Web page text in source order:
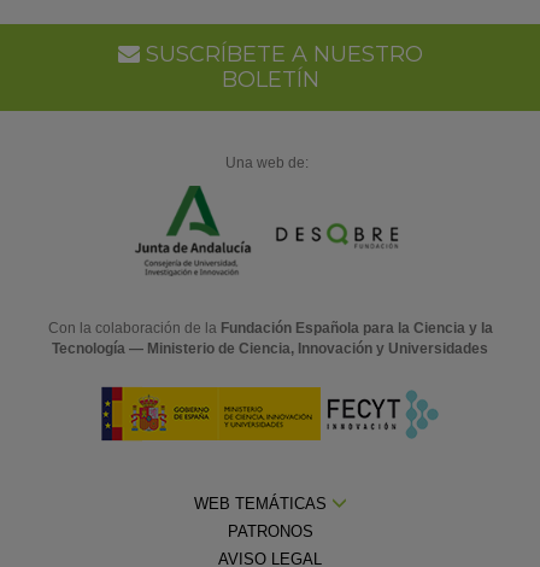
SUSCRÍBETE A NUESTRO
BOLETÍN
Una web de:
Con la colaboración de la Fundación Española para la Ciencia y la
Tecnología — Ministerio de Ciencia, Innovación y Universidades
WEB TEMÁTICAS
PATRONOS
AVISO LEGAL